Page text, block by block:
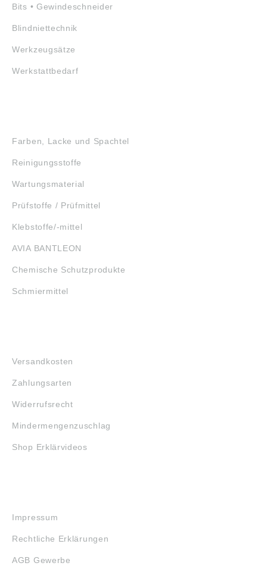
Bits • Gewindeschneider
Blindniettechnik
Werkzeugsätze
Werkstattbedarf
Farben, Lacke und Spachtel
Reinigungsstoffe
Wartungsmaterial
Prüfstoffe / Prüfmittel
Klebstoffe/-mittel
AVIA BANTLEON
Chemische Schutzprodukte
Schmiermittel
Versandkosten
Zahlungsarten
Widerrufsrecht
Mindermengenzuschlag
Shop Erklärvideos
Impressum
Rechtliche Erklärungen
AGB Gewerbe